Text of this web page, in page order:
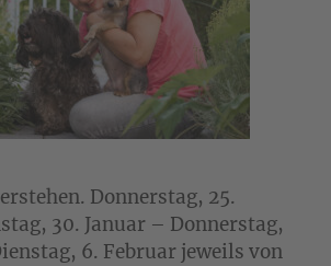
Donnerstag, 25.
30. Januar – Donnerstag,
6. Februar jeweils von